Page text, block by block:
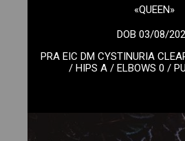
«QUEEN»
DOB 03/08/
PRA EIC DM CYSTINURIA
/ HIPS A / ELBOWS 0 /